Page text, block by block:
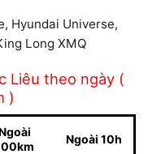
Hyundai Universe,
Long XMQ
Liêu theo ngày (
)
Ngoài 10h